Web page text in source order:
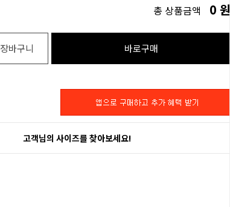
총 상품금액 0 원
장바구니 바로구매
고객님의 사이즈를 찾아보세요!